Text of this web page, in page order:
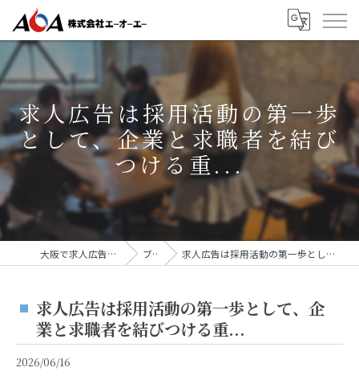
求人広告は採用活動の第一歩
として、企業と求職者を結び
つける重...
大阪で求人広告なら株式会社AOA ブログ 求人広告は採用活動の第一歩として、企業と求職者を結びつける重...
求人広告は採用活動の第一歩として、企
業と求職者を結びつける重...
2026/06/16